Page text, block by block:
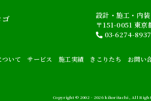
設計・施工・内
〒151-0051 東京
03-6274-
ついて サービス 施工実績 きこりたち お問い
Copyright © 2002 - 2026 kikoritachi, All